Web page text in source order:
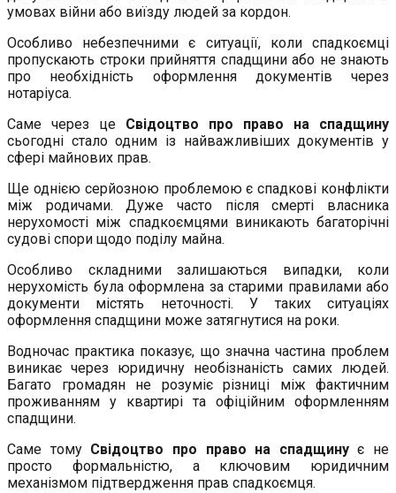
умовах війни або виїзду людей за кордон.
Особливо небезпечними є ситуації, коли спадкоємці
пропускають строки прийняття спадщини або не знають
про необхідність оформлення документів через
нотаріуса.
Саме через це Свідоцтво про право на спадщину
сьогодні стало одним із найважливіших документів у
сфері майнових прав.
Ще однією серйозною проблемою є спадкові конфлікти
між родичами. Дуже часто після смерті власника
нерухомості між спадкоємцями виникають багаторічні
судові спори щодо поділу майна.
Особливо складними залишаються випадки, коли
нерухомість була оформлена за старими правилами або
документи містять неточності. У таких ситуаціях
оформлення спадщини може затягнутися на роки.
Водночас практика показує, що значна частина проблем
виникає через юридичну необізнаність самих людей.
Багато громадян не розуміє різниці між фактичним
проживанням у квартирі та офіційним оформленням
спадщини.
Саме тому Свідоцтво про право на спадщинує не
просто формальністю, а ключовим юридичним
механізмом підтвердження прав спадкоємця.